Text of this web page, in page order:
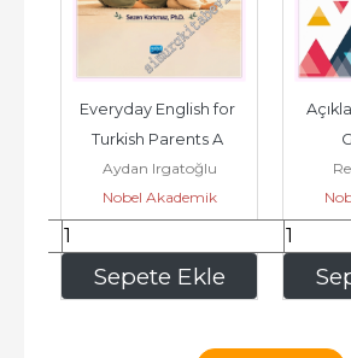
Sepete Ekle
Everyday English for
Turkish Parents A
Guide to Raising
Bilingual Kids -...
Aydan Irgatoğlu
Nobel Akademik
Yayıncılık
192,00